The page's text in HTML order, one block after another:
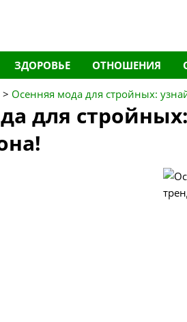
ЗДОРОВЬЕ ОТНОШЕНИЯ
> Осенняя мода для стройных:
для